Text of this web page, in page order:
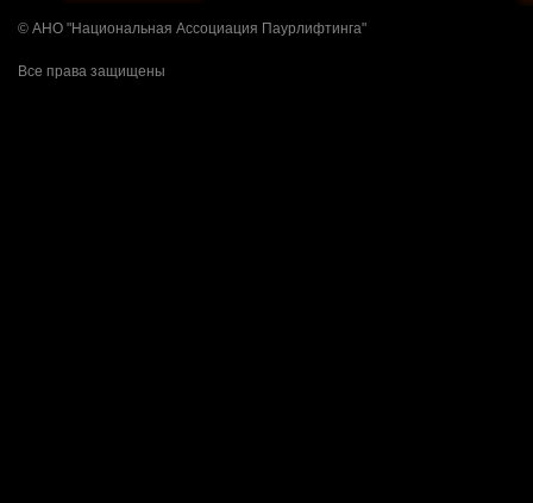
© АНО "Национальная Ассоциация Паурлифтинга"
Все права защищены